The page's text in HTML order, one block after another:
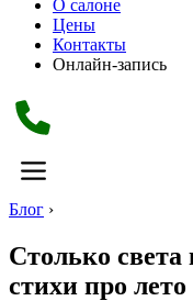
О салоне
Цены
Контакты
Онлайн-запись
Блог ›
Столько света
стихи про лето